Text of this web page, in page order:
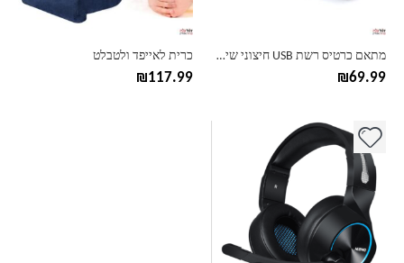
מתאם כרטיס רשת USB חיצוני שיאומי Xiaomi
₪69.99
כרית לאייפד ולטבלט
₪117.99
את
האפשרויות
למוצר
יש
מספר
סוגים.
ניתן
לבחור